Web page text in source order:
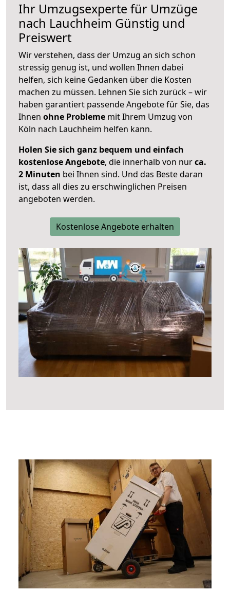
Ihr Umzugsexperte für Umzüge
nach Lauchheim Günstig und
Preiswert
Wir verstehen, dass der Umzug an sich schon
stressig genug ist, und wollen Ihnen dabei
helfen, sich keine Gedanken über die Kosten
machen zu müssen. Lehnen Sie sich zurück – wir
haben garantiert passende Angebote für Sie, das
Ihnen ohne Probleme mit Ihrem Umzug von
Köln nach Lauchheim helfen kann.
Holen Sie sich ganz bequem und einfach
kostenlose Angebote, die innerhalb von nurca.
2 Minuten bei Ihnen sind. Und das Beste daran
ist, dass all dies zu erschwinglichen Preisen
angeboten werden.
Kostenlose Angebote erhalten